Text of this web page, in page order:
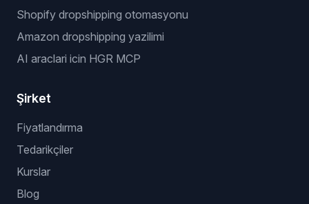
Shopify dropshipping otomasyonu
Amazon dropshipping yazilimi
AI araclari icin HGR MCP
Şirket
Fiyatlandırma
Tedarikçiler
Kurslar
Blog